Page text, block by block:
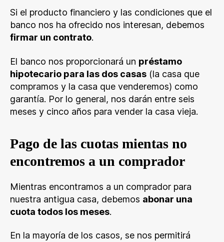
Si el producto financiero y las condiciones que el
banco nos ha ofrecido nos interesan, debemos
firmar un contrato.
El banco nos proporcionará un préstamo
hipotecario para las dos casas (la casa que
compramos y la casa que venderemos) como
garantía. Por lo general, nos darán entre seis
meses y cinco años para vender la casa vieja.
Pago de las cuotas mientas no
encontremos a un comprador
Mientras encontramos a un comprador para
nuestra antigua casa, debemos abonar una
cuota todos los meses.
En la mayoría de los casos, se nos permitirá